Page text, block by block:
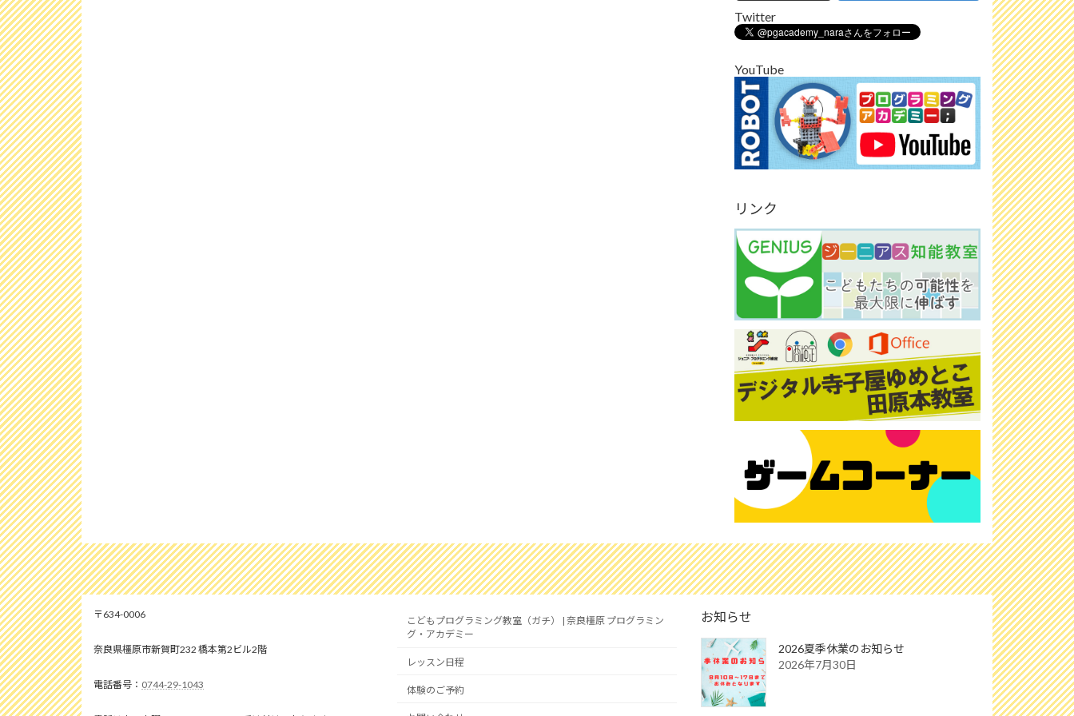
Twitter
YouTube
リンク
634-0006
奈良県橿原市新賀町232 橋本第2ビル2階
0744-29-1043
こどもプログラミング教室（ガチ） | 奈良橿原 プログラミン
グ・アカデミー
レッスン日程
体験のご予約
お知らせ
2026夏季休業のお知らせ
2026年7月30日